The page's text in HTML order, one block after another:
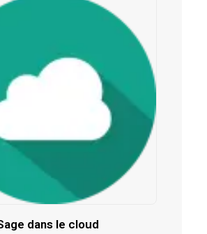
dans le cloud